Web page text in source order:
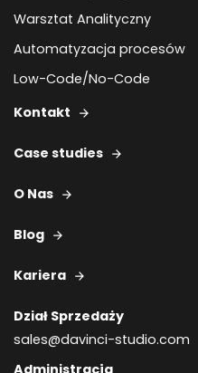
Warsztat Analityczny
Automatyzacja procesów
Low-Code/No-Code
Kontakt
Case studies
O Nas
Blog
Kariera
Dział Sprzedaży
sales@davinci-studio.com